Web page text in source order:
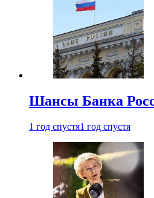
Шансы Банка
1 год спустя1 год спустя